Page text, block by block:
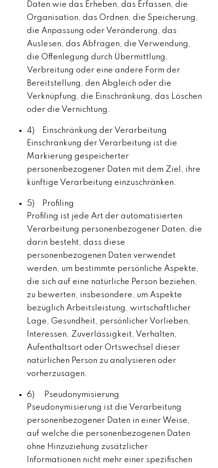
Daten wie das Erheben, das Erfassen, die
Organisation, das Ordnen, die Speicherung,
die Anpassung oder Veränderung, das
Auslesen, das Abfragen, die Verwendung,
die Offenlegung durch Übermittlung,
Verbreitung oder eine andere Form der
Bereitstellung, den Abgleich oder die
Verknüpfung, die Einschränkung, das Löschen
oder die Vernichtung.
4) Einschränkung der Verarbeitung
Einschränkung der Verarbeitung ist die
Markierung gespeicherter
personenbezogener Daten mit dem Ziel, ihre
künftige Verarbeitung einzuschränken.
5) Profiling
Profiling ist jede Art der automatisierten
Verarbeitung personenbezogener Daten, die
darin besteht, dass diese
personenbezogenen Daten verwendet
werden, um bestimmte persönliche Aspekte,
die sich auf eine natürliche Person beziehen,
zu bewerten, insbesondere, um Aspekte
bezüglich Arbeitsleistung, wirtschaftlicher
Lage, Gesundheit, persönlicher Vorlieben,
Interessen, Zuverlässigkeit, Verhalten,
Aufenthaltsort oder Ortswechsel dieser
natürlichen Person zu analysieren oder
vorherzusagen.
6) Pseudonymisierung
Pseudonymisierung ist die Verarbeitung
personenbezogener Daten in einer Weise,
auf welche die personenbezogenen Daten
ohne Hinzuziehung zusätzlicher
Informationen nicht mehr einer spezifischen